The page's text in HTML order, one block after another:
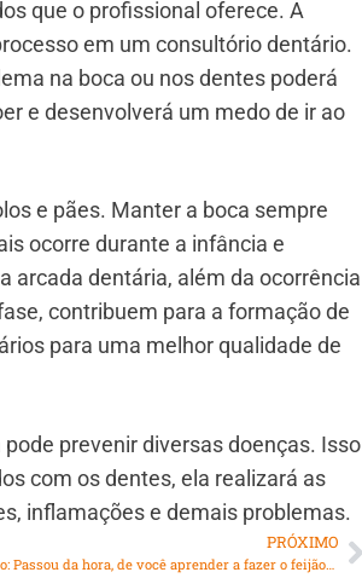
que o profissional oferece. A
em um consultório dentário.
na boca ou nos dentes poderá
e desenvolverá um medo de ir ao
e pães. Manter a boca sempre
ocorre durante a infância e
arcada dentária, além da ocorrência
contribuem para a formação de
para uma melhor qualidade de
prevenir diversas doenças. Isso
com os dentes, ela realizará as
inflamações e demais problemas.
PRÓXIMO
Empreendedorismo: Passou da hora, de você aprender a fazer o feijão com arroz dos negócios!